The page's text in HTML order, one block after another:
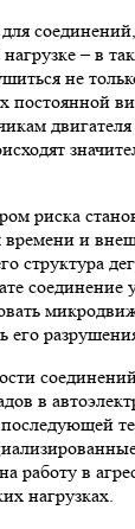
– в
не
постоянной
риска
и
структура
соединение
его
в
работу в
нагрузках.